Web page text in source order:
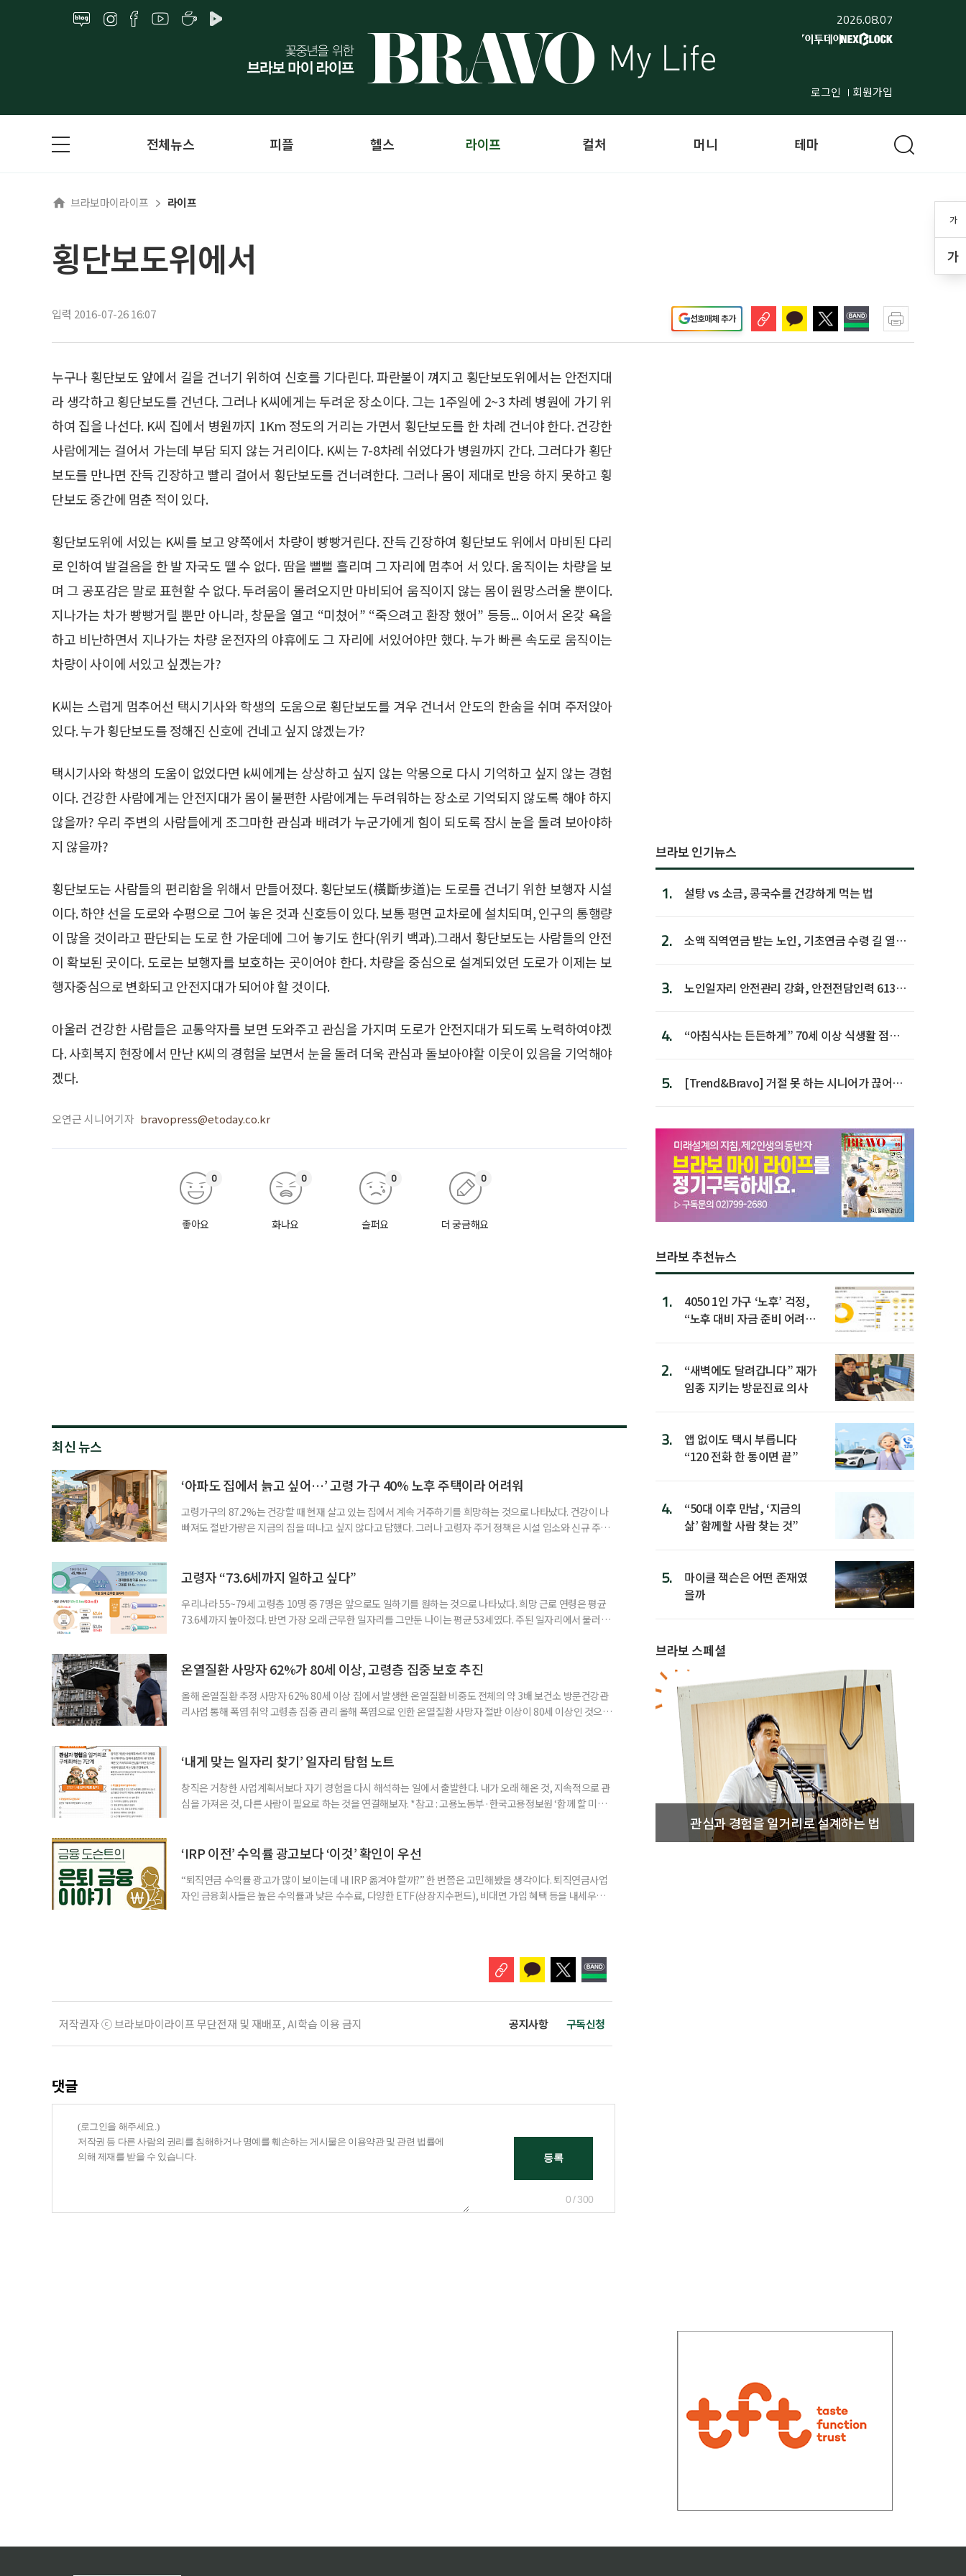
2026.08.07
로그인 회원가입
가
가
전체뉴스 피플 헬스 라이프 컬처 머니 테마
브라보마이라이프 라이프
횡단보도위에서
입력 2016-07-26 16:07 선호매체 추가
누구나 횡단보도 앞에서 길을 건너기 위하여 신호를 기다린다. 파란불이 껴지고 횡단보도위에서는 안전지대
라 생각하고 횡단보도를 건넌다. 그러나 K씨에게는 두려운 장소이다. 그는 1주일에 2~3 차례 병원에 가기 위
하여 집을 나선다. K씨 집에서 병원까지 1Km 정도의 거리는 가면서 횡단보도를 한 차례 건너야 한다. 건강한
사람에게는 걸어서 가는데 부담 되지 않는 거리이다. K씨는 7-8차례 쉬었다가 병원까지 간다. 그러다가 횡단
보도를 만나면 잔득 긴장하고 빨리 걸어서 횡단보도를 건너려한다. 그러나 몸이 제대로 반응 하지 못하고 횡
단보도 중간에 멈춘 적이 있다.
횡단보도위에 서있는 K씨를 보고 양쪽에서 차량이 빵빵거린다. 잔득 긴장하여 횡단보도 위에서 마비된 다리
로 인하여 발걸음을 한 발 자국도 뗄 수 없다. 땀을 뻘뻘 흘리며 그 자리에 멈추어 서 있다. 움직이는 차량을 보
며 그 공포감은 말로 표현할 수 없다. 두려움이 몰려오지만 마비되어 움직이지 않는 몸이 원망스러울 뿐이다.
지나가는 차가 빵빵거릴 뿐만 아니라, 창문을 열고 “미쳤어” “죽으려고 환장 했어” 등등... 이어서 온갖 욕을
하고 비난하면서 지나가는 차량 운전자의 야휴에도 그 자리에 서있어야만 했다. 누가 빠른 속도로 움직이는
차량이 사이에 서있고 싶겠는가?
K씨는 스럽게 멈추어선 택시기사와 학생의 도움으로 횡단보도를 겨우 건너서 안도의 한숨을 쉬며 주저앉아
있다. 누가 횡단보도를 정해진 신호에 건네고 싶지 않겠는가?
택시기사와 학생의 도움이 없었다면 k씨에게는 상상하고 싶지 않는 악몽으로 다시 기억하고 싶지 않는 경험
이다. 건강한 사람에게는 안전지대가 몸이 불편한 사람에게는 두려워하는 장소로 기억되지 않도록 해야 하지
않을까? 우리 주변의 사람들에게 조그마한 관심과 배려가 누군가에게 힘이 되도록 잠시 눈을 돌려 보아야하
지 않을까?
횡단보도는 사람들의 편리함을 위해서 만들어졌다. 횡단보도(橫斷步道)는 도로를 건너기 위한 보행자 시설
이다. 하얀 선을 도로와 수평으로 그어 놓은 것과 신호등이 있다. 보통 평면 교차로에 설치되며, 인구의 통행량
이 많을 것이라고 판단되는 도로 한 가운데에 그어 놓기도 한다(위키 백과).그래서 황단보도는 사람들의 안전
이 확보된 곳이다. 도로는 보행자를 보호하는 곳이어야 한다. 차량을 중심으로 설계되었던 도로가 이제는 보
행자중심으로 변화되고 안전지대가 되어야 할 것이다.
아울러 건강한 사람들은 교통약자를 보면 도와주고 관심을 가지며 도로가 안전지대가 되도록 노력하여야겠
다. 사회복지 현장에서 만난 K씨의 경험을 보면서 눈을 돌려 더욱 관심과 돌보아야할 이웃이 있음을 기억해야
겠다.
오연근 시니어기자 bravopress@etoday.co.kr
좋아요
0
화나요
0
슬퍼요
0
더 궁금해요
0
최신 뉴스
‘아파도 집에서 늙고 싶어…’ 고령 가구 40% 노후 주택이라 어려워
고령가구의 87.2%는 건강할 때 현재 살고 있는 집에서 계속 거주하기를 희망하는 것으로 나타났다. 건강이 나
빠져도 절반가량은 지금의 집을 떠나고 싶지 않다고 답했다. 그러나 고령자 주거 정책은 시설 입소와 신규 주택
여름호에 실린 ‘통합돌봄 시행에 따른 고령자 주거-돌봄 협업 체계 구축 방안’ 보고서는 고
고령자 “73.6세까지 일하고 싶다”
우리나라 55~79세 고령층 10명 중 7명은 앞으로도 일하기를 원하는 것으로 나타났다. 희망 근로 연령은 평균
73.6세까지 높아졌다. 반면 가장 오래 근무한 일자리를 그만둔 나이는 평균 53세였다. 주된 일자리에서 물러난
7000명으로, 1년 전보다 57만 명 증가했다. 15세 이상 인구에서 차지하는 비중은
온열질환 사망자 62%가 80세 이상, 고령층 집중 보호 추진
올해 온열질환 추정 사망자 62% 80세 이상 집에서 발생한 온열질환 비중도 전체의 약 3배 보건소 방문건강관
리사업 통해 폭염 취약 고령층 집중 관리 올해 폭염으로 인한 온열질환 사망자 절반 이상이 80세 이상인 것으로
고령층은 825명(33.8%), 80세 이상은 300명(12.3%)으로 집계됐다. 연령별 환자 수
‘내게 맞는 일자리 찾기’ 일자리 탐험 노트
창직은 거창한 사업계획서보다 자기 경험을 다시 해석하는 일에서 출발한다. 내가 오래 해온 것, 지속적으로 관
심을 가져온 것, 다른 사람이 필요로 하는 것을 연결해보자. *참고 : 고용노동부·한국고용정보원 ‘함께 할 미래
2._______________ 3._______________ ▷ 그중 내가 직접 해볼 만
‘IRP 이전’ 수익률 광고보다 ‘이것’ 확인이 우선
“퇴직연금 수익률 광고가 많이 보이는데 내 IRP 옮겨야 할까?” 한 번쯤은 고민해봤을 생각이다. 퇴직연금사업
자인 금융회사들은 높은 수익률과 낮은 수수료, 다양한 ETF(상장지수펀드), 비대면 가입 혜택 등을 내세우며
저작권자 ⓒ 브라보마이라이프 무단전재 및 재배포, AI학습 이용 금지 공지사항 구독신청
댓글
0 / 300
브라보 인기뉴스
1. 설탕 vs 소금, 콩국수를 건강하게 먹는 법
2.
소액 직역연금 받는 노인, 기초연금 수령 길 열린
3.
노인일자리 안전관리 강화, 안전전담인력 613명
4.
“아침식사는 든든하게” 70세 이상 식생활 점수
5.
[Trend&Bravo] 거절 못 하는 시니어가 끊어야
브라보 추천뉴스
1.
4050 1인 가구 ‘노후’ 걱정,
“노후 대비 자금 준비 어려
2.
“새벽에도 달려갑니다” 재가
임종 지키는 방문진료 의사
3.
앱 없이도 택시 부릅니다
“120 전화 한 통이면 끝”
4.
“50대 이후 만남, ‘지금의
삶’ 함께할 사람 찾는 것”
5.
마이클 잭슨은 어떤 존재였
을까
브라보 스페셜
관심과 경험을 일거리로 설계하는 법